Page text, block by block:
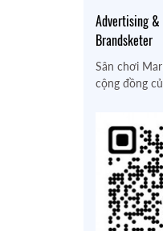
Advertising
Brandsketer
Sân chơi
cộng đồng